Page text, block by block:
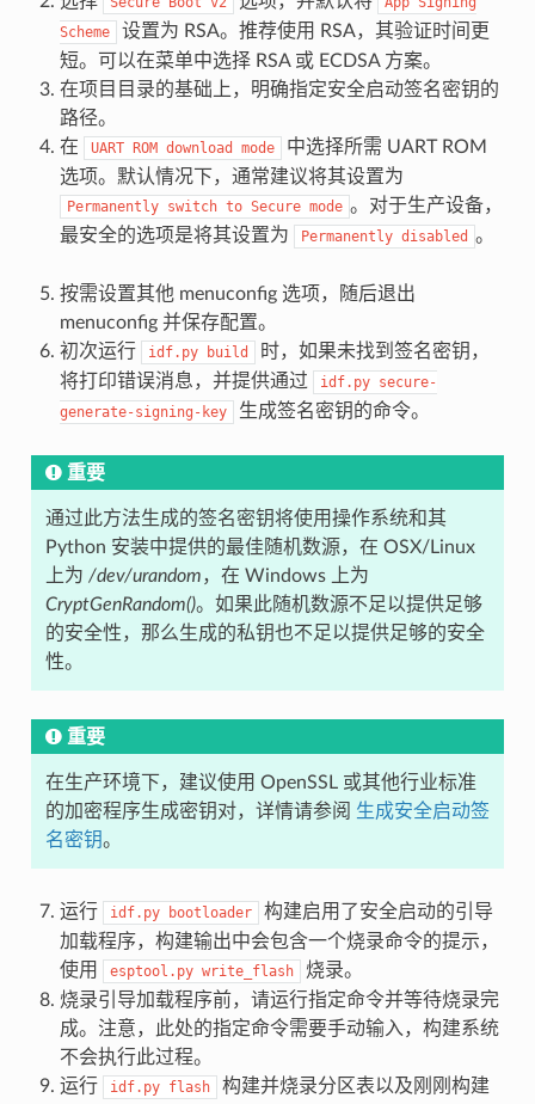
Scheme
设置为 RSA。推荐使用 RSA，其验证时间更
短。可以在菜单中选择 RSA 或 ECDSA 方案。
在项目目录的基础上，明确指定安全启动签名密钥的
路径。
在
UART ROM download mode
中选择所需 UART ROM
选项。默认情况下，通常建议将其设置为
Permanently switch to Secure mode 。对于生产设备，
最安全的选项是将其设置为
Permanently disabled 。
按需设置其他 menuconfig 选项，随后退出
menuconfig 并保存配置。
初次运行
idf.py build
时，如果未找到签名密钥，
将打印错误消息，并提供通过
idf.py secure-
generate-signing-key
生成签名密钥的命令。
重要
通过此方法生成的签名密钥将使用操作系统和其
Python 安装中提供的最佳随机数源，在 OSX/Linux
上为 /dev/urandom，在 Windows 上为
CryptGenRandom()。如果此随机数源不足以提供足够
的安全性，那么生成的私钥也不足以提供足够的安全
性。
重要
在生产环境下，建议使用 OpenSSL 或其他行业标准
的加密程序生成密钥对，详情请参阅 生成安全启动签
名密钥。
运行 idf.py bootloader
构建启用了安全启动的引导
加载程序，构建输出中会包含一个烧录命令的提示，
使用
esptool.py write_flash
烧录。
烧录引导加载程序前，请运行指定命令并等待烧录完
成。注意，此处的指定命令需要手动输入，构建系统
不会执行此过程。
运行
idf.py flash
构建并烧录分区表以及刚刚构建